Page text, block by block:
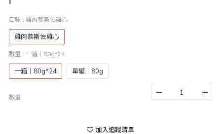
口味 : 雞肉慕斯佐雞心
雞肉慕斯佐雞心
數量 : 一箱｜80g*24
一箱｜80g*24 單罐｜80g
數量
加入追蹤清單